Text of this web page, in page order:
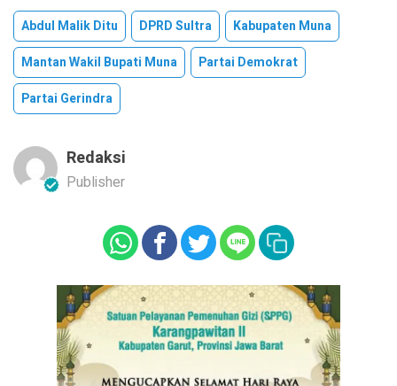
Abdul Malik Ditu DPRD Sultra
Kabupaten Muna
Mantan Wakil Bupati Muna
Partai Demokrat
Partai Gerindra
Redaksi
Publisher